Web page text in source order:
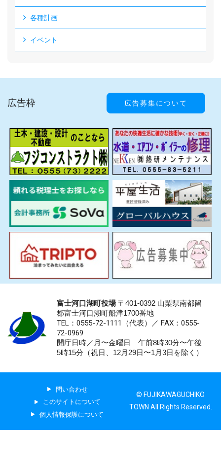
各種計画
イベント
広告枠 広告募集について
富士河口湖町役場〒401-0392 山梨県南都留
郡富士河口湖町船津1700番地
TEL：0555-72-1111 （代表）／ FAX：0555-
72-0969
開庁日時／月〜金曜日 午前8時30分〜午後
5時15分（祝日、12月29日〜1月3日を除く）
問い合わせ
このサイトについて
個人情報保護について
© FUJIKAWAGUCHIKO
TOWN All Rights Reserved.